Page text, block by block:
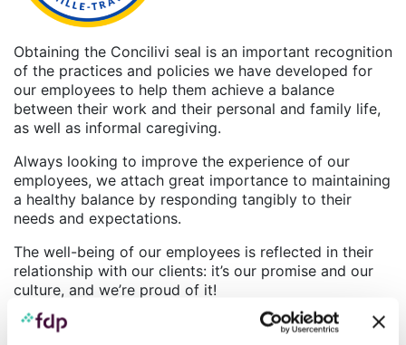
Obtaining the Concilivi seal is an important recognition
of the practices and policies we have developed for
our employees to help them achieve a balance
between their work and their personal and family life,
as well as informal caregiving.
Always looking to improve the experience of our
employees, we attach great importance to maintaining
a healthy balance by responding tangibly to their
needs and expectations.
The well-being of our employees is reflected in their
relationship with our clients: it’s our promise and our
culture, and we’re proud of it!